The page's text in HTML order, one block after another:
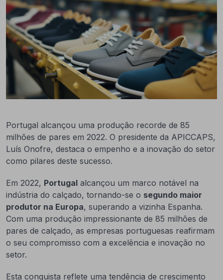
Portugal alcançou uma produção recorde de 85
milhões de pares em 2022. O presidente da APICCAPS,
Luís Onofre, destaca o empenho e a inovação do setor
como pilares deste sucesso.
Em 2022, Portugal alcançou um marco notável na
indústria do calçado, tornando-se o segundo maior
produtor na Europa, superando a vizinha Espanha.
Com uma produção impressionante de 85 milhões de
pares de calçado, as empresas portuguesas reafirmam
o seu compromisso com a excelência e inovação no
setor.
Esta conquista reflete uma tendência de crescimento